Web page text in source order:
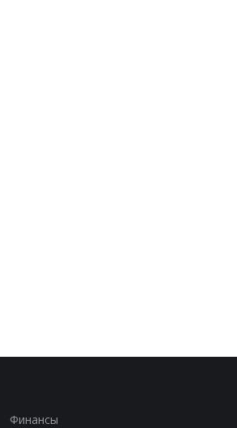
Финансы